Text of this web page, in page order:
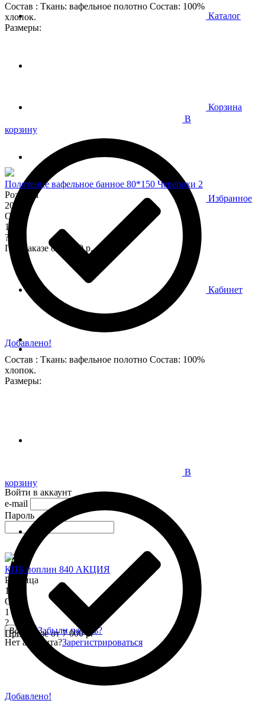
Состав : Ткань: вафельное полотно Состав: 100%
хлопок.
Размеры:
В
корзину
Добавлено!
Состав : Ткань: вафельное полотно Состав: 100%
хлопок.
Размеры:
В
корзину
Добавлено!
Полотенце вафельное банное 80*150 Черепахи 2
Розница
200
Опт
170
?
При заказе от 7 000 р.
КПБ поплин 840 АКЦИЯ
Розница
1 345
Опт
1 150
?
При заказе от 7 000 р.
Каталог
Корзина
Избранное
Кабинет
Войти в аккаунт
e-mail
Пароль
Войти
Забыли пароль?
Нет аккаунта?Зарегистрироваться